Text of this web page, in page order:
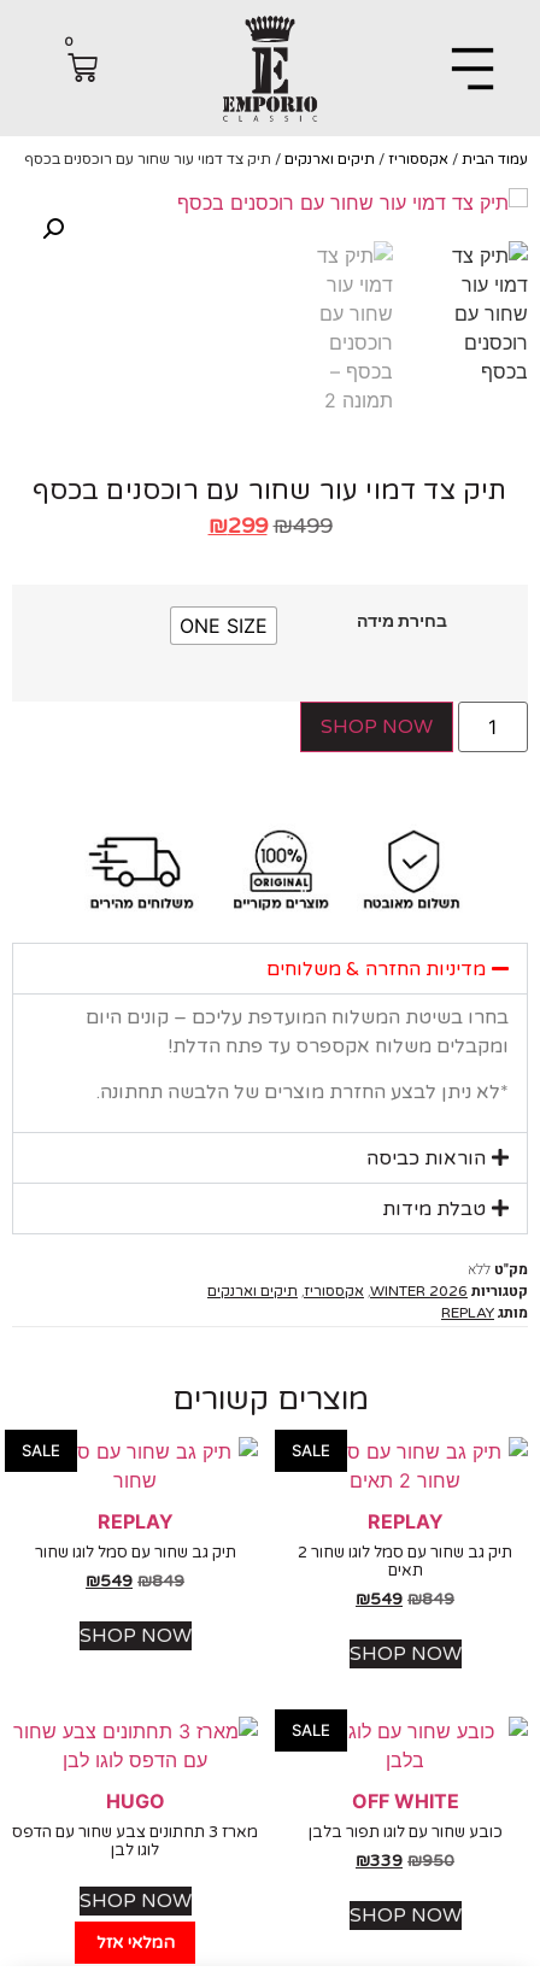
הבית/אקססוריז/תיקים וארנקים/ תיק צד דמוי עור שחור עם רוכסנים בכסף
צד דמוי עור שחור עם רוכסנים בכסף
₪
₪299
בחירת מידה ONE SIZE
SHOP NOW
מדיניות החזרה & משלוחים
בשיטת המשלוח המועדפת עליכם – קונים היום
משלוח אקספרס עד פתח הדלת!
ניתן לבצע החזרת מוצרים של הלבשה תחתונה.
הוראות כביסה
טבלת מידות
ללא
WINTER 2026
,אקססוריז,תיקים וארנקים
REPLAY
מוצרים קשורים
SALE
REPLAY
תיק גב שחור עם סמל לוגו שחור 2
₪
₪549
SHOP NOW
SALE
REPLAY
תיק גב שחור עם סמל לוגו שחור
₪
₪549
SHOP NOW
SALE
OFF WHITE
שחור עם לוגו תפור בלבן
₪
₪339
SHOP NOW
המלאי אזל
HUGO
מארז 3 תחתונים צבע שחור עם הדפס
לוגו לבן
SHOP NOW